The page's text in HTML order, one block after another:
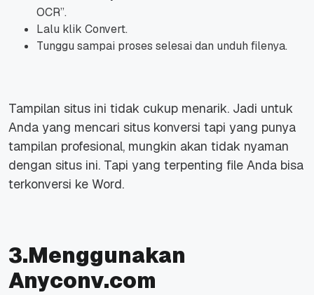
OCR”.
Lalu klik Convert.
Tunggu sampai proses selesai dan unduh filenya.
Tampilan situs ini tidak cukup menarik. Jadi untuk
Anda yang mencari situs konversi tapi yang punya
tampilan profesional, mungkin akan tidak nyaman
dengan situs ini. Tapi yang terpenting file Anda bisa
terkonversi ke Word.
3.Menggunakan
Anyconv.com